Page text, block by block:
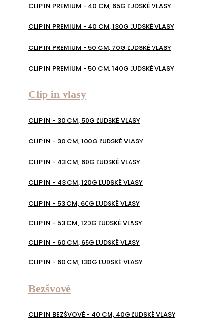
CLIP IN PREMIUM - 40 CM, 65G ĽUDSKÉ VLASY
CLIP IN PREMIUM - 40 CM, 130G ĽUDSKÉ VLASY
CLIP IN PREMIUM - 50 CM, 70G ĽUDSKÉ VLASY
CLIP IN PREMIUM - 50 CM, 140G ĽUDSKÉ VLASY
Clip in vlasy
CLIP IN - 30 CM, 50G ĽUDSKÉ VLASY
CLIP IN - 30 CM, 100G ĽUDSKÉ VLASY
CLIP IN - 43 CM, 60G ĽUDSKÉ VLASY
CLIP IN - 43 CM, 120G ĽUDSKÉ VLASY
CLIP IN - 53 CM, 60G ĽUDSKÉ VLASY
CLIP IN - 53 CM, 120G ĽUDSKÉ VLASY
CLIP IN - 60 CM, 65G ĽUDSKÉ VLASY
CLIP IN - 60 CM, 130G ĽUDSKÉ VLASY
Bezšvové
CLIP IN BEZŠVOVÉ - 40 CM, 40G ĽUDSKÉ VLASY